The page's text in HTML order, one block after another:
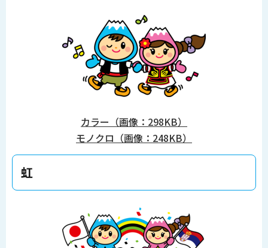
カラー（画像：298KB）
モノクロ（画像：248KB）
虹